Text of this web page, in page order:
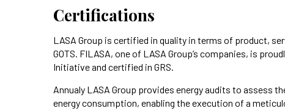
Certifications
LASA Group is certified in quality in terms of product,
GOTS. FILASA, one of LASA Group’s companies, is
Initiative and certified in GRS.
Annualy LASA Group provides energy audits to assess
energy consumption, enabling the execution of a